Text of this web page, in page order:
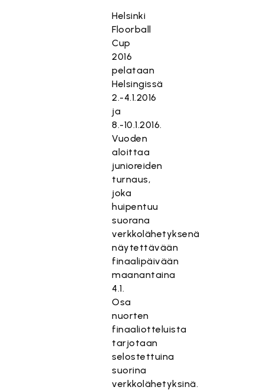
Helsinki
Floorball
Cup
2016
pelataan
Helsingissä
2.-4.1.2016
ja
8.-10.1.2016.
Vuoden
aloittaa
junioreiden
turnaus,
joka
huipentuu
suorana
verkkolähetyksenä
näytettävään
finaalipäivään
maanantaina
4.1.
Osa
nuorten
finaaliotteluista
tarjotaan
selostettuina
suorina
verkkolähetyksinä.